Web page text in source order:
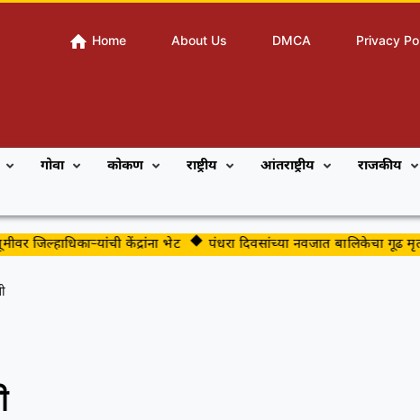
Home About Us DMCA Privacy
गोवा कोकण राष्ट्रीय आंतराष्ट्रीय
राजकीय
केंद्रांना भेट पंधरा दिवसांच्या नवजात बालिकेचा गूढ मृत्यू